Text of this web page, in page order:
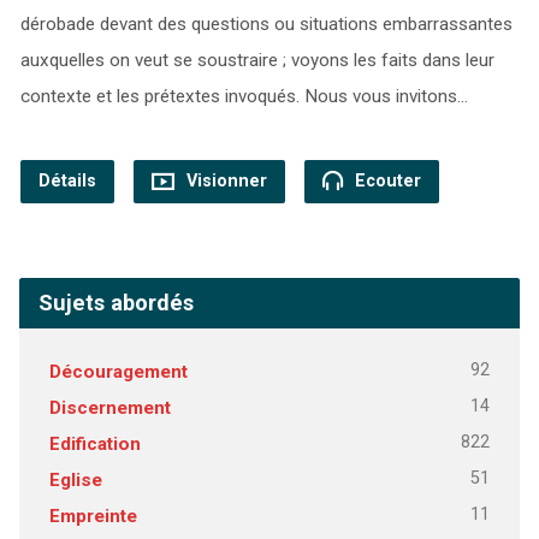
dérobade devant des questions ou situations embarrassantes
auxquelles on veut se soustraire ; voyons les faits dans leur
contexte et les prétextes invoqués. Nous vous invitons…
Détails Visionner Ecouter
Sujets abordés
Découragement 92
Discernement 14
Edification 822
Eglise 51
Empreinte 11